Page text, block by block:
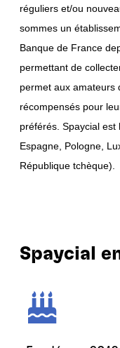
réguliers et/ou
sommes un
Banque de France
permettant de
permet aux amateurs
récompensés pour
préférés. Spaycial est
Espagne, Pologne,
République tchèque).
Spaycial